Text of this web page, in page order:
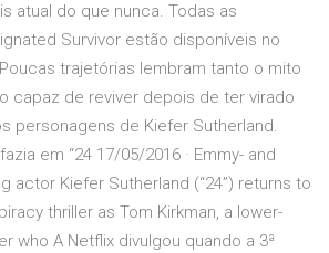
atual do que nunca. Todas as
Survivor estão disponíveis no
trajetórias lembram tanto o mito
capaz de reviver depois de ter virado
personagens de Kiefer Sutherland.
em “24 17/05/2016 · Emmy- and
actor Kiefer Sutherland (“24”) returns to
thriller as Tom Kirkman, a lower-
who A Netflix divulgou quando a 3ª